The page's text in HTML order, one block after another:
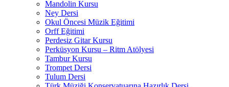
Mandolin Kursu
Ney Dersi
Okul Öncesi Müzik Eğitimi
Orff Eğitimi
Perdesiz Gitar Kursu
Perküsyon Kursu – Ritm Atölyesi
Tambur Kursu
Trompet Dersi
Tulum Dersi